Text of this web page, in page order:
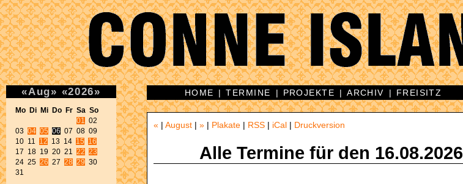
«Aug» «2026»
Mo Di Mi Do Fr Sa So
01
02
03 04 05 06 07 08 09
10 11 12 13 14 15
16
17 18 19 20 21 22 23
24 25 26 27 28 29 30
31
HOME |TERMINE | PROJEKTE |ARCHIV | FREISITZ
« | August | » | Plakate | RSS | iCal | Druckversion
Alle Termine für den 16.08.2026